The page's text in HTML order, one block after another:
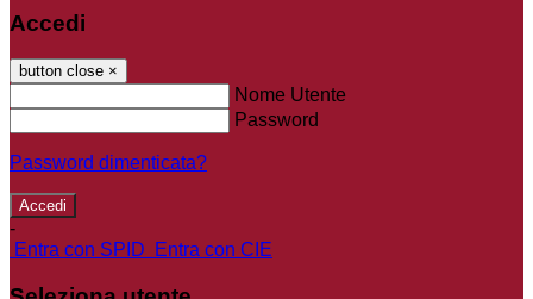
Accedi
button close ×
Nome Utente
Password
Password dimenticata?
-
Entra con SPID
Entra con CIE